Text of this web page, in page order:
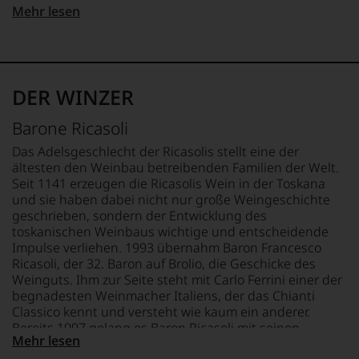
gerade
mit
Medaillen
Weinjournalisten
Fachpublikationen
unseren
Aussendungen
oder
in
unserem
Webshop,
um
zu
unterstreichen,
auf
welch
hohem
Niveau
APPELLATION
REBSORTEN
18 °C
ALKOHOLGEHALT
13 % Vol.
LAGERPOTENTIAL
2031
VERSCHLUSS
DIAM
ALLERGENHINWEIS
enthält Sulfite
Fettsäuren: 0 g
0 g
SALZ
0 g
ZUTATEN
Trauben,
Konservierungsstoffe und
Antioxidationsmittel
(KALIUMMETABISULFIT),
Stabilisatoren (Gummi
arabicum). Die Abfüllung
kann unter
Mehr lesen
DER WINZER
Barone Ricasoli
Das Adelsgeschlecht der Ricasolis stellt eine der
ältesten den Weinbau betreibenden Familien der Welt.
Seit 1141 erzeugen die Ricasolis Wein in der Toskana
und sie haben dabei nicht nur große Weingeschichte
geschrieben, sondern der Entwicklung des
toskanischen Weinbaus wichtige und entscheidende
Impulse verliehen. 1993 übernahm Baron Francesco
Ricasoli, der 32. Baron auf Brolio, die Geschicke des
Weinguts. Ihm zur Seite steht mit Carlo Ferrini einer der
begnadesten Weinmacher Italiens, der das Chianti
Classico kennt und versteht wie kaum ein anderer.
Bereits 1997 gelang es Baron Ricasoli mit seinen
Weinen in die Phalanx der großen »Super-Tuscans«
Mehr lesen